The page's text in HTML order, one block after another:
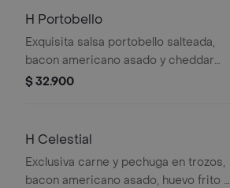
H Portobello
Exquisita salsa portobello salteada,
bacon americano asado y cheddar
fundido.
$ 32.900
H Celestial
Exclusiva carne y pechuga en trozos,
bacon americano asado, huevo frito y